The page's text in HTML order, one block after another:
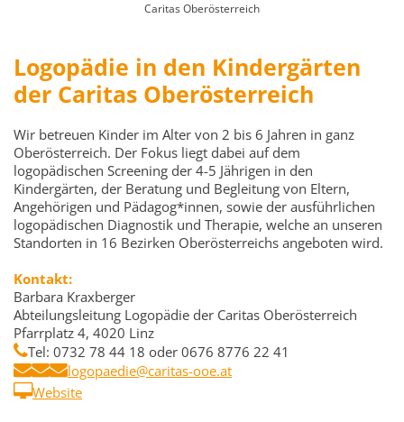
Caritas Oberösterreich
Logopädie in den Kindergärten
der Caritas Oberösterreich
Wir betreuen Kinder im Alter von 2 bis 6 Jahren in ganz
Oberösterreich. Der Fokus liegt dabei auf dem
logopädischen Screening der 4-5 Jährigen in den
Kindergärten, der Beratung und Begleitung von Eltern,
Angehörigen und Pädagog*innen, sowie der ausführlichen
logopädischen Diagnostik und Therapie, welche an unseren
Standorten in 16 Bezirken Oberösterreichs angeboten wird.
Kontakt:
Barbara Kraxberger
Abteilungsleitung Logopädie der Caritas Oberösterreich
Pfarrplatz 4, 4020 Linz
Tel: 0732 78 44 18 oder 0676 8776 22 41
logopaedie@caritas-ooe.at
Website